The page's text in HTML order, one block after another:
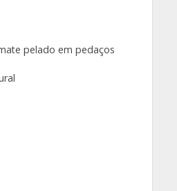
pelado em pedaços